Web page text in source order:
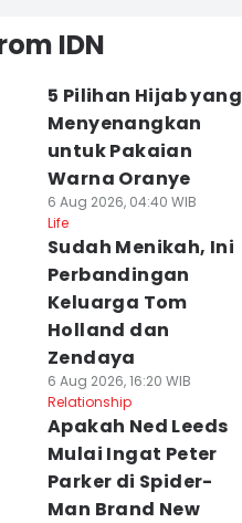
IDN
5 Pilihan Hijab yang
Menyenangkan
untuk Pakaian
Warna Oranye
6 Aug 2026, 04:40 WIB
Life
Sudah Menikah, Ini
Perbandingan
Keluarga Tom
Holland dan
Zendaya
6 Aug 2026, 16:20 WIB
Relationship
Apakah Ned Leeds
Mulai Ingat Peter
Parker di Spider-
Man Brand New